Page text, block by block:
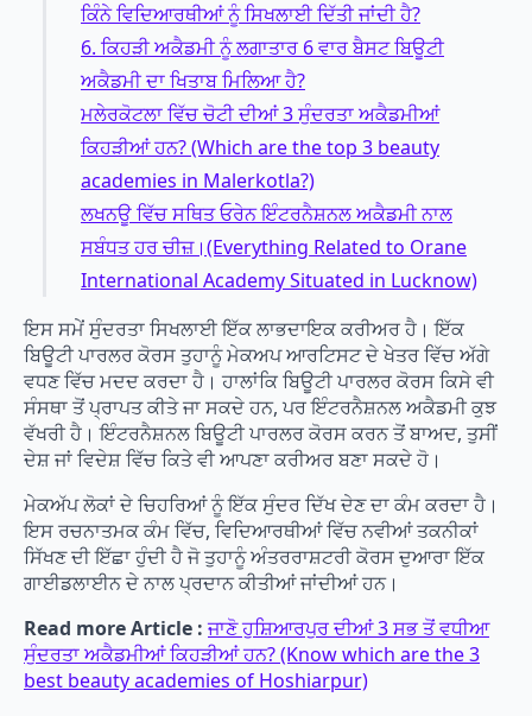
ਕਿੰਨੇ ਵਿਦਿਆਰਥੀਆਂ ਨੂੰ ਸਿਖਲਾਈ ਦਿੱਤੀ ਜਾਂਦੀ ਹੈ?
6. ਕਿਹੜੀ ਅਕੈਡਮੀ ਨੂੰ ਲਗਾਤਾਰ 6 ਵਾਰ ਬੈਸਟ ਬਿਊਟੀ
ਅਕੈਡਮੀ ਦਾ ਖਿਤਾਬ ਮਿਲਿਆ ਹੈ?
ਮਲੇਰਕੋਟਲਾ ਵਿੱਚ ਚੋਟੀ ਦੀਆਂ 3 ਸੁੰਦਰਤਾ ਅਕੈਡਮੀਆਂ
ਕਿਹੜੀਆਂ ਹਨ? (Which are the top 3 beauty
academies in Malerkotla?)
ਲਖਨਊ ਵਿੱਚ ਸਥਿਤ ਓਰੇਨ ਇੰਟਰਨੈਸ਼ਨਲ ਅਕੈਡਮੀ ਨਾਲ
ਸਬੰਧਤ ਹਰ ਚੀਜ਼।(Everything Related to Orane
International Academy Situated in Lucknow)
ਇਸ ਸਮੇਂ ਸੁੰਦਰਤਾ ਸਿਖਲਾਈ ਇੱਕ ਲਾਭਦਾਇਕ ਕਰੀਅਰ ਹੈ। ਇੱਕ
ਬਿਊਟੀ ਪਾਰਲਰ ਕੋਰਸ ਤੁਹਾਨੂੰ ਮੇਕਅਪ ਆਰਟਿਸਟ ਦੇ ਖੇਤਰ ਵਿੱਚ ਅੱਗੇ
ਵਧਣ ਵਿੱਚ ਮਦਦ ਕਰਦਾ ਹੈ। ਹਾਲਾਂਕਿ ਬਿਊਟੀ ਪਾਰਲਰ ਕੋਰਸ ਕਿਸੇ ਵੀ
ਸੰਸਥਾ ਤੋਂ ਪ੍ਰਾਪਤ ਕੀਤੇ ਜਾ ਸਕਦੇ ਹਨ, ਪਰ ਇੰਟਰਨੈਸ਼ਨਲ ਅਕੈਡਮੀ ਕੁਝ
ਵੱਖਰੀ ਹੈ। ਇੰਟਰਨੈਸ਼ਨਲ ਬਿਊਟੀ ਪਾਰਲਰ ਕੋਰਸ ਕਰਨ ਤੋਂ ਬਾਅਦ, ਤੁਸੀਂ
ਦੇਸ਼ ਜਾਂ ਵਿਦੇਸ਼ ਵਿੱਚ ਕਿਤੇ ਵੀ ਆਪਣਾ ਕਰੀਅਰ ਬਣਾ ਸਕਦੇ ਹੋ।
ਮੇਕਅੱਪ ਲੋਕਾਂ ਦੇ ਚਿਹਰਿਆਂ ਨੂੰ ਇੱਕ ਸੁੰਦਰ ਦਿੱਖ ਦੇਣ ਦਾ ਕੰਮ ਕਰਦਾ ਹੈ।
ਇਸ ਰਚਨਾਤਮਕ ਕੰਮ ਵਿੱਚ, ਵਿਦਿਆਰਥੀਆਂ ਵਿੱਚ ਨਵੀਆਂ ਤਕਨੀਕਾਂ
ਸਿੱਖਣ ਦੀ ਇੱਛਾ ਹੁੰਦੀ ਹੈ ਜੋ ਤੁਹਾਨੂੰ ਅੰਤਰਰਾਸ਼ਟਰੀ ਕੋਰਸ ਦੁਆਰਾ ਇੱਕ
ਗਾਈਡਲਾਈਨ ਦੇ ਨਾਲ ਪ੍ਰਦਾਨ ਕੀਤੀਆਂ ਜਾਂਦੀਆਂ ਹਨ।
Read more Article :ਜਾਣੋ ਹੁਸ਼ਿਆਰਪੁਰ ਦੀਆਂ 3 ਸਭ ਤੋਂ ਵਧੀਆ
ਸੁੰਦਰਤਾ ਅਕੈਡਮੀਆਂ ਕਿਹੜੀਆਂ ਹਨ? (Know which are the 3
best beauty academies of Hoshiarpur)